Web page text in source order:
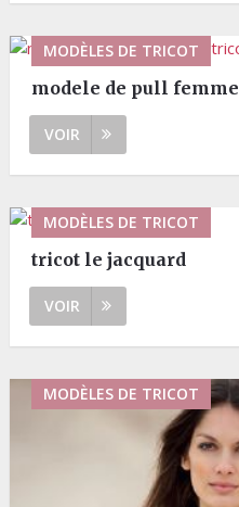
MODÈLES DE TRICOT
modele de pull
VOIR
MODÈLES DE TRICOT
tricot le jacquard
VOIR
MODÈLES DE TRICOT